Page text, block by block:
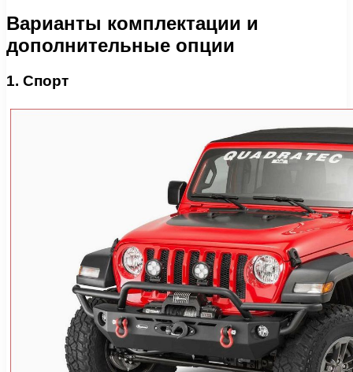
Варианты комплектации и
дополнительные опции
1. Спорт